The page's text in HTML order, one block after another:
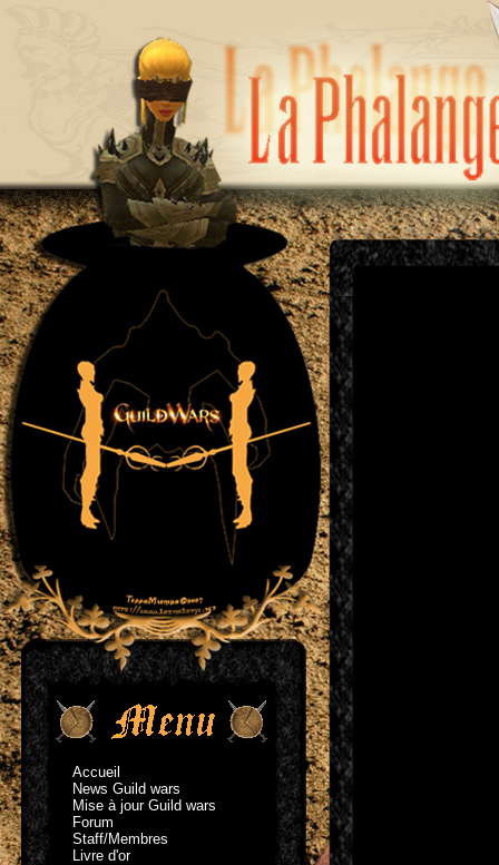
Accueil
News Guild wars
Mise à jour Guild wars
Forum
Staff/Membres
Livre d'or